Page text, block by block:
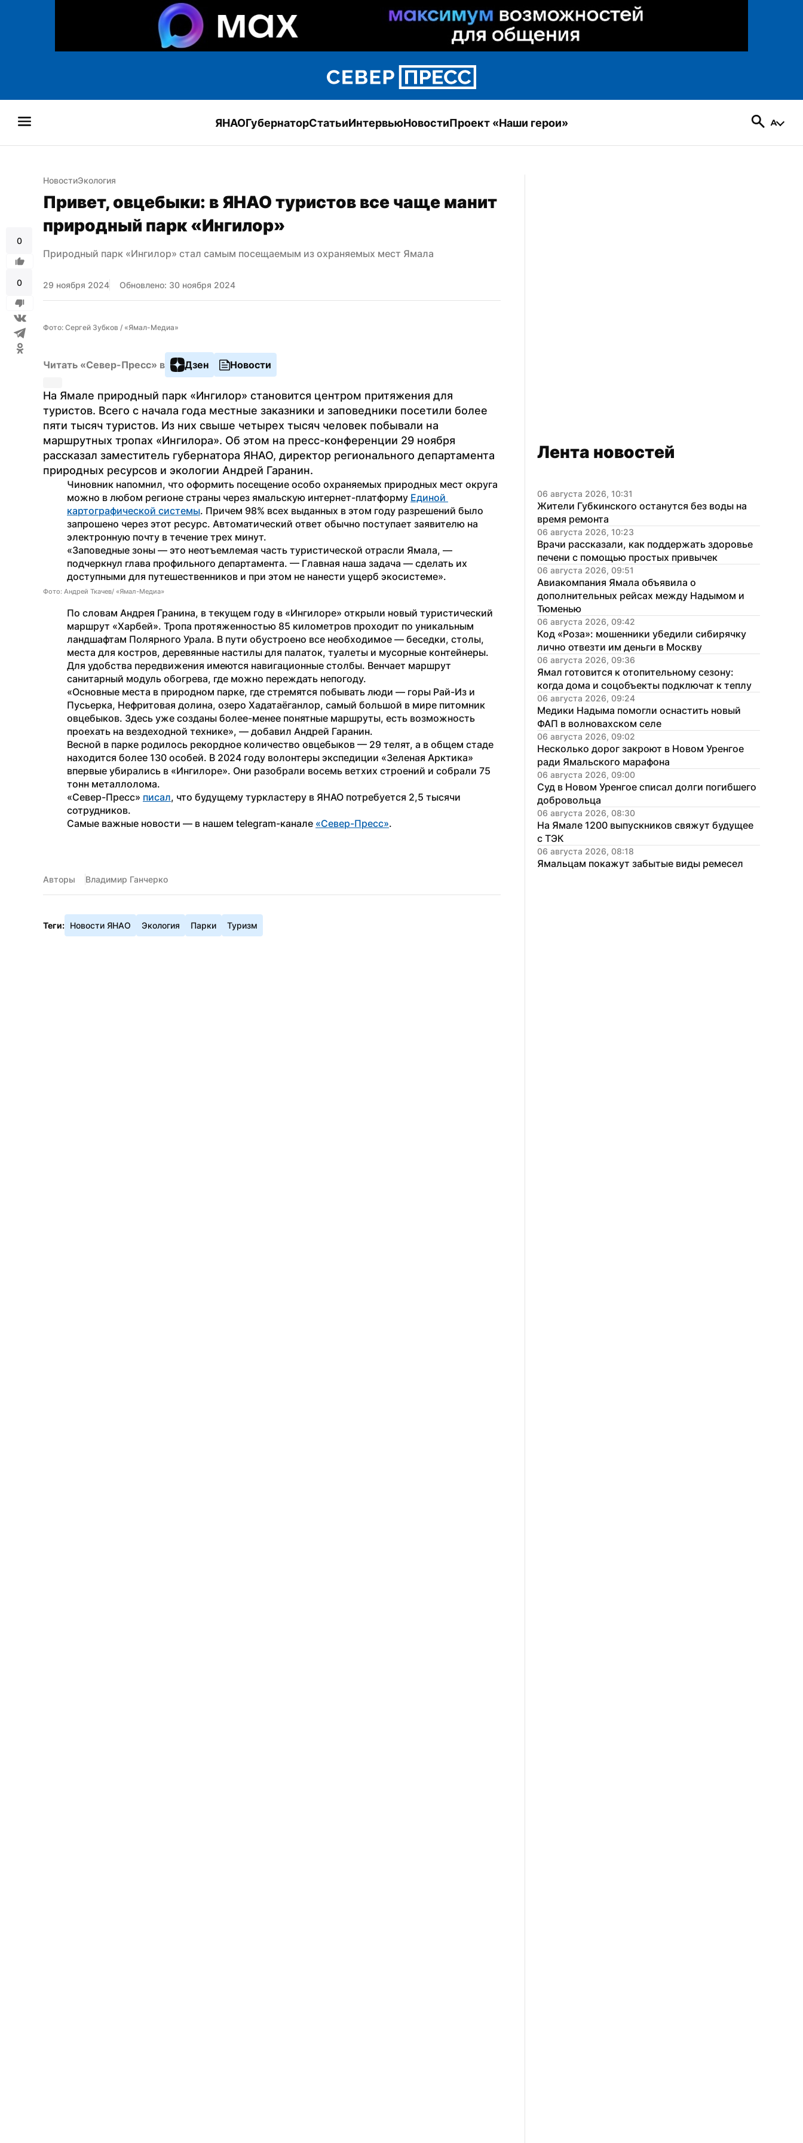
ЯНАОГубернаторСтатьиИнтервьюНовостиПроект «Наши герои»
0
0
НовостиЭкология
Привет, овцебыки: в ЯНАО туристов все чаще манит
природный парк «Ингилор»
Природный парк «Ингилор» стал самым посещаемым из охраняемых мест Ямала
29 ноября 2024 Обновлено: 30 ноября 2024
Фото: Сергей Зубков / «Ямал-Медиа»
Читать «Север-Пресс» в Дзен Новости
На Ямале природный парк «Ингилор» становится центром притяжения для
туристов. Всего с начала года местные заказники и заповедники посетили более
пяти тысяч туристов. Из них свыше четырех тысяч человек побывали на
маршрутных тропах «Ингилора». Об этом на пресс-конференции 29 ноября
рассказал заместитель губернатора ЯНАО, директор регионального департамента
природных ресурсов и экологии Андрей Гаранин.
Чиновник напомнил, что оформить посещение особо охраняемых природных мест округа
можно в любом регионе страны через ямальскую интернет-платформу Единой
картографической системы. Причем 98% всех выданных в этом году разрешений было
запрошено через этот ресурс. Автоматический ответ обычно поступает заявителю на
электронную почту в течение трех минут.
«Заповедные зоны — это неотъемлемая часть туристической отрасли Ямала, —
подчеркнул глава профильного департамента. — Главная наша задача — сделать их
доступными для путешественников и при этом не нанести ущерб экосистеме».
Фото: Андрей Ткачев/ «Ямал-Медиа»
По словам Андрея Гранина, в текущем году в «Ингилоре» открыли новый туристический
маршрут «Харбей». Тропа протяженностью 85 километров проходит по уникальным
ландшафтам Полярного Урала. В пути обустроено все необходимое — беседки, столы,
места для костров, деревянные настилы для палаток, туалеты и мусорные контейнеры.
Для удобства передвижения имеются навигационные столбы. Венчает маршрут
санитарный модуль обогрева, где можно переждать непогоду.
«Основные места в природном парке, где стремятся побывать люди — горы Рай-Из и
Пусьерка, Нефритовая долина, озеро Хадатаёганлор, самый большой в мире питомник
овцебыков. Здесь уже созданы более-менее понятные маршруты, есть возможность
проехать на вездеходной технике», — добавил Андрей Гаранин.
Весной в парке родилось рекордное количество овцебыков — 29 телят, а в общем стаде
находится более 130 особей. В 2024 году волонтеры экспедиции «Зеленая Арктика»
впервые убирались в «Ингилоре». Они разобрали восемь ветхих строений и собрали 75
тонн металлолома.
«Север-Пресс» писал, что будущему туркластеру в ЯНАО потребуется 2,5 тысячи
сотрудников.
Самые важные новости — в нашем telegram-канале «Север-Пресс».
Авторы Владимир Ганчерко
Теги: Новости ЯНАО Экология Парки Туризм
Лента новостей
06 августа 2026, 10:31
Жители Губкинского останутся без воды на
время ремонта
06 августа 2026, 10:23
Врачи рассказали, как поддержать здоровье
печени с помощью простых привычек
06 августа 2026, 09:51
Авиакомпания Ямала объявила о
дополнительных рейсах между Надымом и
Тюменью
06 августа 2026, 09:42
Код «Роза»: мошенники убедили сибирячку
лично отвезти им деньги в Москву
06 августа 2026, 09:36
Ямал готовится к отопительному сезону:
когда дома и соцобъекты подключат к теплу
06 августа 2026, 09:24
Медики Надыма помогли оснастить новый
ФАП в волновахском селе
06 августа 2026, 09:02
Несколько дорог закроют в Новом Уренгое
ради Ямальского марафона
06 августа 2026, 09:00
Суд в Новом Уренгое списал долги погибшего
добровольца
06 августа 2026, 08:30
На Ямале 1200 выпускников свяжут будущее
с ТЭК
06 августа 2026, 08:18
Ямальцам покажут забытые виды ремесел